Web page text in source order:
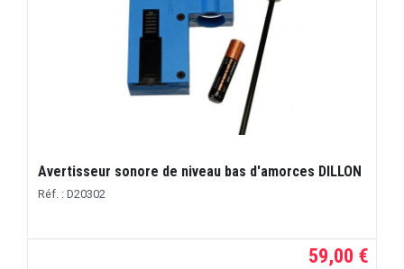
Avertisseur sonore de niveau bas d'amorces DILLON
Réf. : D20302
59,00 €